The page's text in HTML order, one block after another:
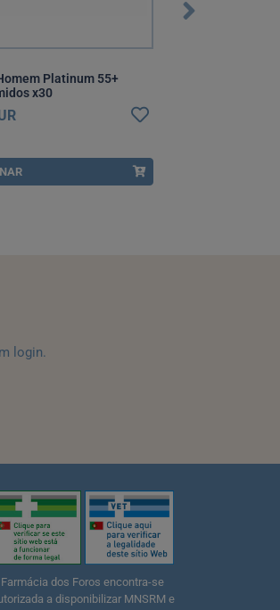
Platinum 55+
x30
login.
dos Foros encontra-se
a disponibilizar MNSRM e